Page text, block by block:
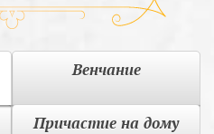
Венчание
Причастие на дому